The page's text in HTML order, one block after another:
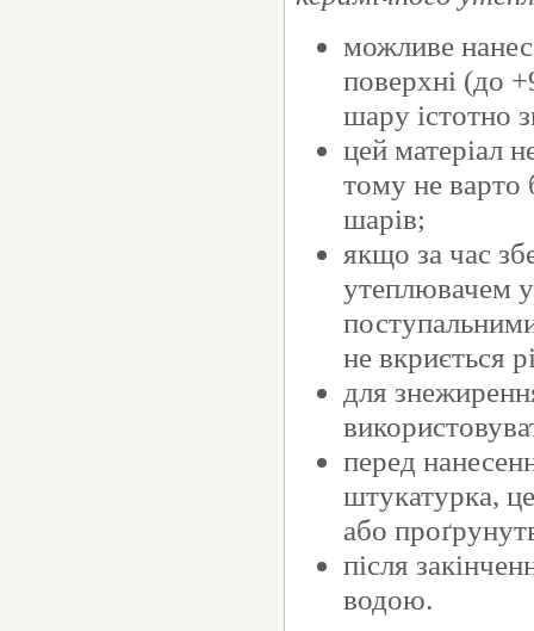
можливе
поверхні (до
шару істотно
цей матеріал
тому не варто
шарів;
якщо за час
утеплювачем
не вкриється
для
перед
штукатурка,
або
після
водою.